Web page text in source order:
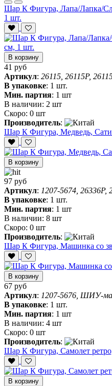
Шар К Фигура, Лапа/Лапка/
1 шт.
В корзину
41 руб
Артикул: 26115, 26115P,
В упаковке: 1 шт.
Мин. партия: 1 шт
В наличии: 2 шт
Скоро: 0 шт
Производитель:
Шар К Фигура, Медведь,
В корзину
97 руб
Артикул: 1207-5674,
В упаковке: 1 шт.
Мин. партия: 1 шт
В наличии: 8 шт
Скоро: 0 шт
Производитель:
Шар К Фигура, Машинка со
В корзину
67 руб
Артикул: 1207-5676, ШИУ-
В упаковке: 1 шт.
Мин. партия: 1 шт
В наличии: 4 шт
Скоро: 0 шт
Производитель:
Шар К Фигура, Самолет
В корзину